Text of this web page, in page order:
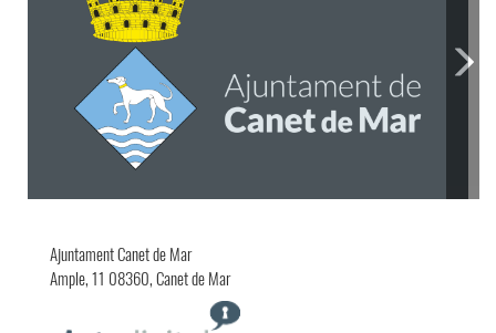
Ajuntament Canet de Mar
Ample, 11 08360, Canet de Mar